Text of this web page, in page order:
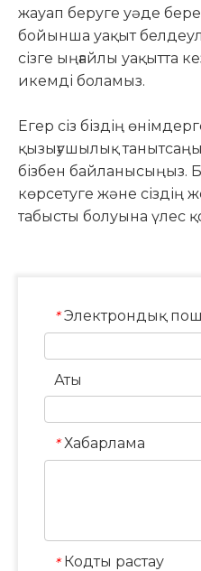
жауап беруге уәде
бойынша уақыт
сізге ыңғайлы уақытта
икемді боламыз.
Егер сіз біздің
қызығушылық
бізбен байланысыңыз.
көрсетуге және
табысты болуына үлес
* Электрондық
Аты
* Хабарлама
* Кодты растау